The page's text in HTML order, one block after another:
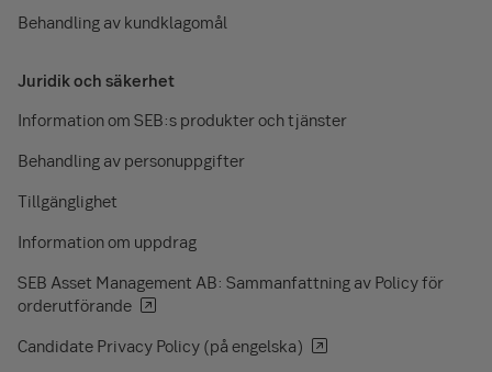
Behandling av kundklagomål
Juridik och säkerhet
Information om SEB:s produkter och tjänster
Behandling av personuppgifter
Tillgänglighet
Information om uppdrag
SEB Asset Management AB: Sammanfattning av Policy för
orderutförande
Candidate Privacy Policy (på engelska)